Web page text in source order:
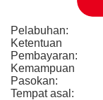
Pelabuhan:
Ketentuan
Pembayaran:
Kemampuan
Pasokan:
Tempat asal: